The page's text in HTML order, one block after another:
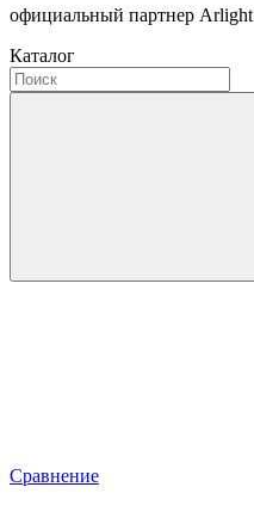
официальный партнер Arlight
Каталог
Сравнение